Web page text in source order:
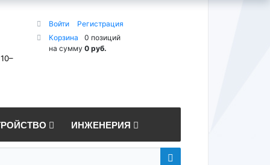
Войти
Регистрация
Корзина
0 позиций
на сумму 0 руб.
ИНЖЕНЕРИЯ